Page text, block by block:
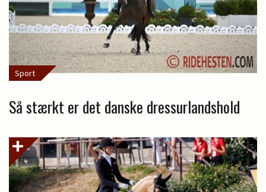
Sport
Så stærkt er det danske dressurlandshold